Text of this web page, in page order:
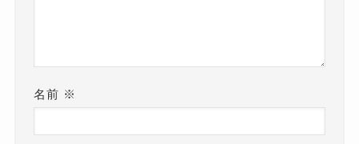
名前 ※